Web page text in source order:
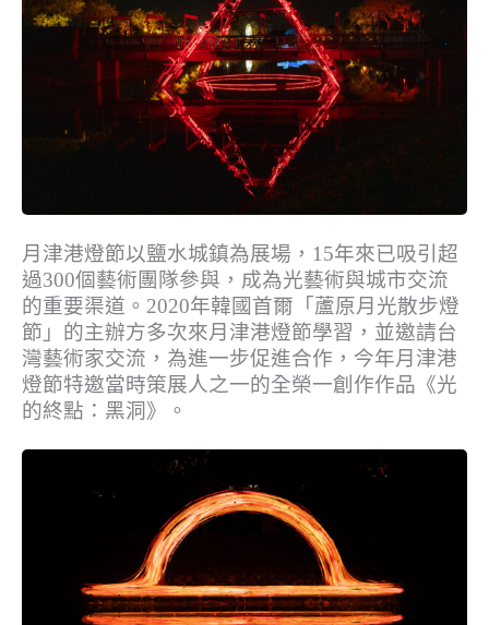
月津港燈節以鹽水城鎮為展場，15年來已吸引超
過300個藝術團隊參與，成為光藝術與城市交流
的重要渠道。2020年韓國首爾「蘆原月光散步燈
節」的主辦方多次來月津港燈節學習，並邀請台
灣藝術家交流，為進一步促進合作，今年月津港
燈節特邀當時策展人之一的全榮一創作作品《光
的終點：黑洞》。